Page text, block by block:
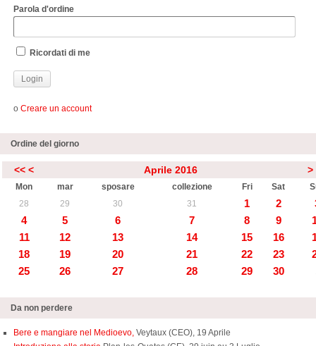
Parola d'ordine
Ricordati di me
o Creare un account
Ordine del giorno
<< < Aprile 2016 >
Mon mar sposare collezione Fri Sat
28
29 30 31 1 2
4
5 6 7 8 9
11
12 13 14 15 16
18
19 20 21 22 23
25
26 27 28 29 30
Da non perdere
Bere e mangiare nel Medioevo, Veytaux (CEO), 19 Aprile